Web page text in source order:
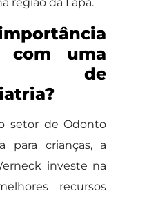
com uma
de
setor de Odonto
para crianças, a
investe na
recursos